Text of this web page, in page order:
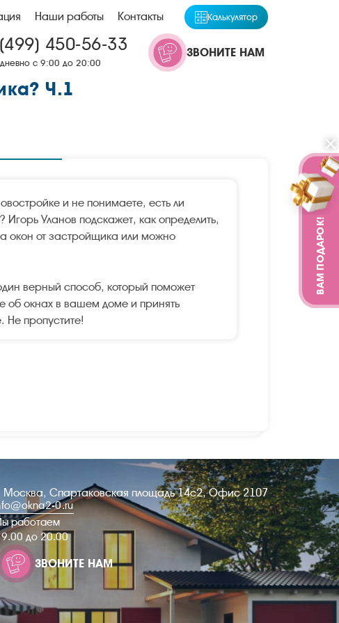
Наши работы Контакты Калькулятор
450-56-33
с 9:00 до 20:00
ЗВОНИТЕ НАМ
Ч.1
и не понимаете, есть ли
Уланов подскажет, как определить,
окон от застройщика или можно
верный способ, который поможет
об окнах в вашем доме и принять
пропустите!
Москва, Спартаковская площадь 14с2, Офис 2107
0.ru
работаем
до 20.00
ЗВОНИТЕ НАМ
ВАМ ПОДАРОК!